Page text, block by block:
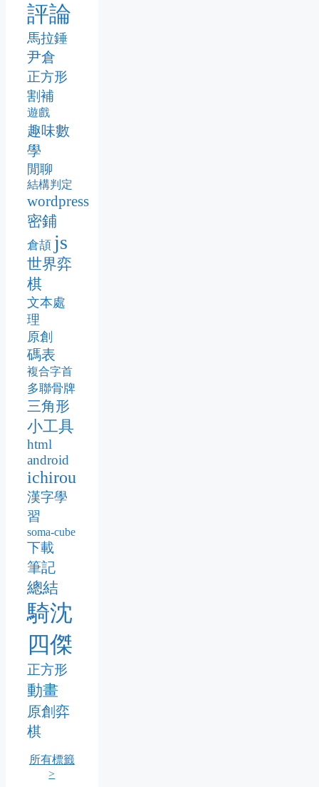
評論
馬拉錘
尹倉
正方形
割補
遊戲
趣味數
學
閒聊
結構判定
wordpress
密鋪
倉頡 js
世界弈
棋
文本處
理
原創
碼表
複合字首
多聯骨牌
三角形
小工具
html
android
ichirou
漢字學
習
soma-cube
下載
筆記
總結
騎沈
四傑
正方形
動畫
原創弈
棋
所有標籤
>